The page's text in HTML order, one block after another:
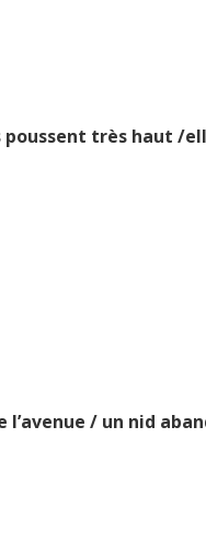
poussent très haut /
/ un nid